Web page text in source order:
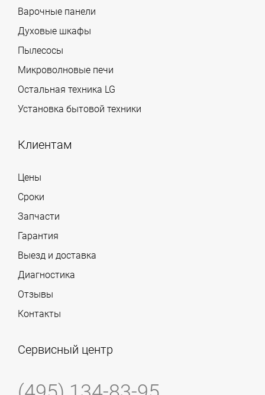
Варочные панели
Духовые шкафы
Пылесосы
Микроволновые печи
Остальная техника LG
Установка бытовой техники
Клиентам
Цены
Сроки
Запчасти
Гарантия
Выезд и доставка
Диагностика
Отзывы
Контакты
Сервисный центр